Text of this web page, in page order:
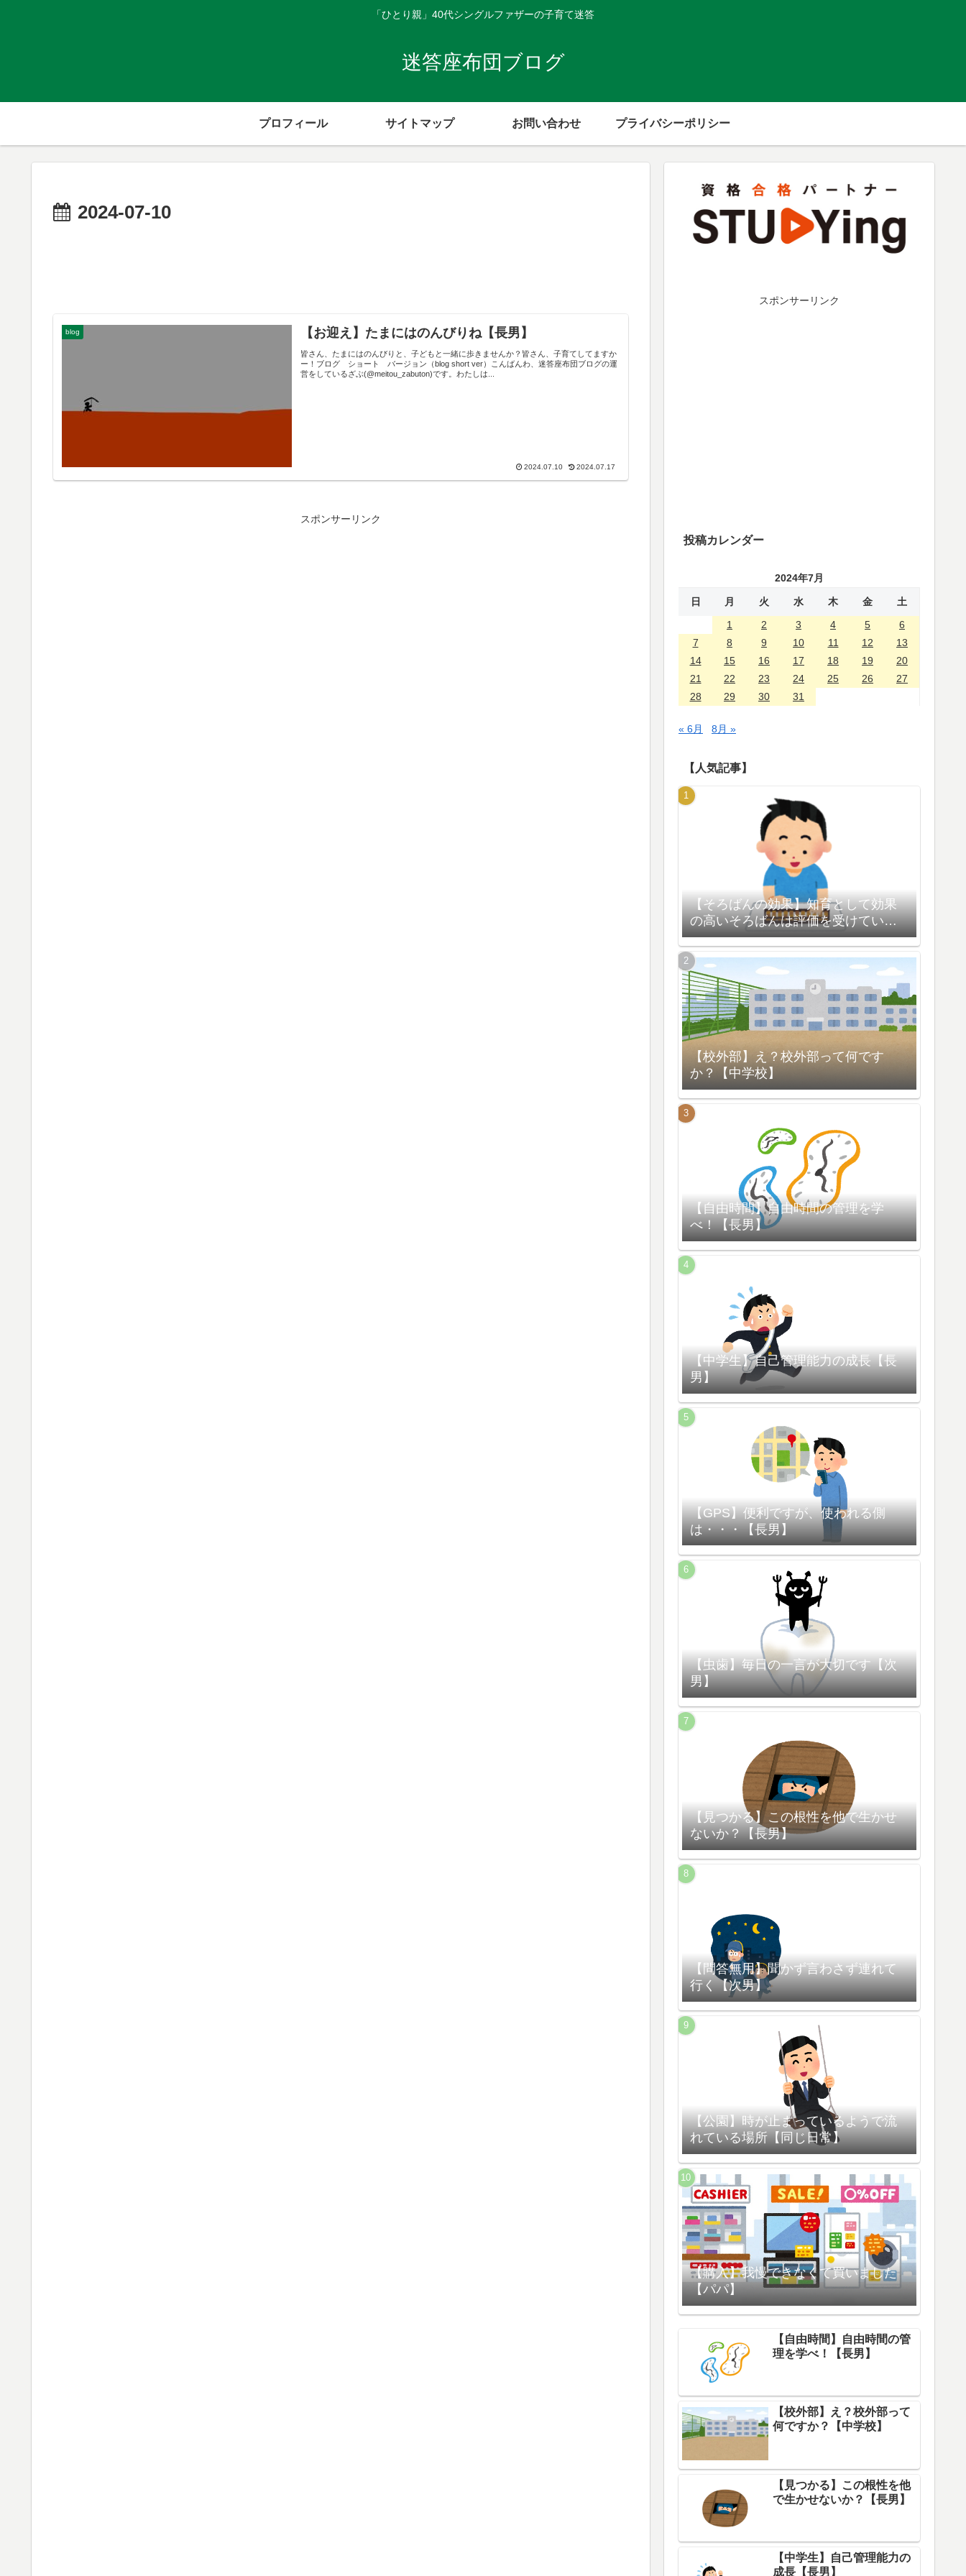
「ひとり親」40代シングルファザーの子育て迷答
迷答座布団ブログ
プロフィール サイトマップ お問い合わせ プライバシーポリシー
2024-07-10
blog 【お迎え】たまにはのんびりね【長男】
皆さん、たまにはのんびりと、子どもと一緒に歩きませんか？皆さん、子育てしてますか
ー！ブログ ショート バージョン（blog short ver）こんばんわ、迷答座布団ブログの運
営をしているざぶ(@meitou_zabuton)です。わたしは...
2024.07.10 2024.07.17
スポンサーリンク
スポンサーリンク
投稿カレンダー
2024年7月
日 月 火 水 木 金
土
1
2 3 4 5
6
7
8 9 10 11 12
13
14
15 16 17 18 19
20
21
22 23 24 25 26
27
28
29 30 31
« 6月 8月 »
【人気記事】
【そろばんの効果】知育として効果
の高いそろばんは評価を受けている
【脳の活性化】
【校外部】え？校外部って何です
か？【中学校】
【自由時間】自由時間の管理を学
べ！【長男】
【中学生】自己管理能力の成長【長
男】
【GPS】便利ですが、使われる側
は・・・【長男】
【虫歯】毎日の一言が大切です【次
男】
【見つかる】この根性を他で生かせ
ないか？【長男】
【問答無用】聞かず言わさず連れて
行く【次男】
【公園】時が止まっているようで流
れている場所【同じ日常】
【購入】我慢できなくて買いました
【パパ】
【自由時間】自由時間の管
理を学べ！【長男】
【校外部】え？校外部って
何ですか？【中学校】
【見つかる】この根性を他
で生かせないか？【長男】
【中学生】自己管理能力の
成長【長男】